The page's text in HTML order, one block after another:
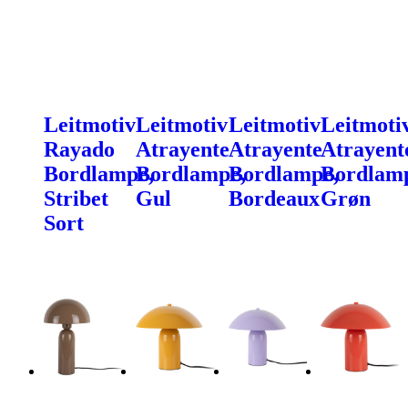
Leitmotiv
Rayado
Bordlampe,
Stribet
Sort
Leitmotiv
Atrayente
Bordlampe,
Gul
Leitmotiv
Atrayente
Bordlampe,
BordeauxGrøn